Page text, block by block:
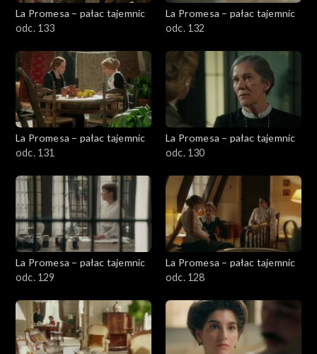
La Promesa – pałac tajemnic
odc. 133
La Promesa – pałac tajemnic
odc. 132
La Promesa – pałac tajemnic
odc. 131
La Promesa – pałac tajemnic
odc. 130
La Promesa – pałac tajemnic
odc. 129
La Promesa – pałac tajemnic
odc. 128